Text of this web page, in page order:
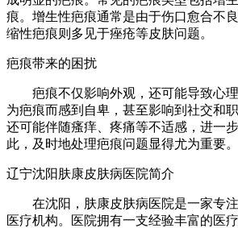
痕。增生性疤痕通常是由于伤口愈合不
缩性疤痕则多见于痤疮等皮肤问题。
疤痕带来的困扰
疤痕不仅影响外观，还可能导致心理
为疤痕而感到自卑，甚至影响到社交和
还可能伴随瘙痒、疼痛等不适感，进一
此，及时地处理疤痕问题显得尤为重要。
辽宁沈阳肤康皮肤病医院简介
在沈阳，肤康皮肤病医院是一家专注
医疗机构。医院拥有一支经验丰富的医